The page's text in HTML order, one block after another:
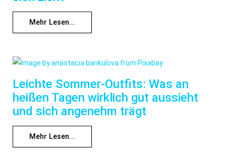
Mehr Lesen...
Leichte Sommer-Outfits: Was an
heißen Tagen wirklich gut aussieht
und sich angenehm trägt
Mehr Lesen...